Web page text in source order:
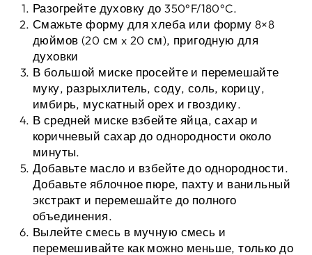
Разогрейте духовку до 350°F/180°C.
Смажьте форму для хлеба или форму 8×8
дюймов (20 см x 20 см), пригодную для
духовки
В большой миске просейте и перемешайте
муку, разрыхлитель, соду, соль, корицу,
имбирь, мускатный орех и гвоздику.
В средней миске взбейте яйца, сахар и
коричневый сахар до однородности около
минуты.
Добавьте масло и взбейте до однородности.
Добавьте яблочное пюре, пахту и ванильный
экстракт и перемешайте до полного
объединения.
Вылейте смесь в мучную смесь и
перемешивайте как можно меньше, только до